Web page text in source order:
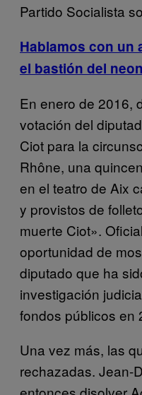
Partido Socialista
Hablamos con un
el bastión del
En enero de 2016,
votación del
Ciot para la
Rhône, una
en el teatro de Aix
y provistos de
muerte Ciot».
oportunidad de
diputado que ha
investigación
fondos públicos en
Una vez más, las
rechazadas. Jean-